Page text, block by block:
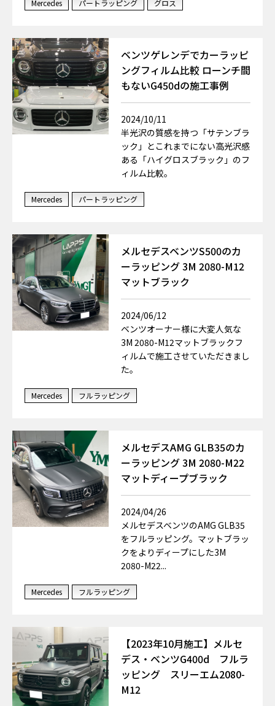
Mercedes パートラッピング グロス
ベンツゲレンデでカーラッピ
ングフィルム比較 ローンチ間
もないG450dの施工事例
2024/10/11
半光沢の質感を持つ「サテンブラ
ック」とこれまでにない高光沢感
ある「ハイグロスブラック」のフ
ィルム比較。
Mercedes パートラッピング
メルセデスベンツS500のカ
ーラッピング 3M 2080-M12
マットブラック
2024/06/12
ベンツオーナー様に大変人気な
3M 2080-M12マットブラックフ
ィルムで施工させていただきまし
た。
Mercedes フルラッピング
メルセデスAMG GLB35のカ
ーラッピング 3M 2080-M22
マットディープブラック
2024/04/26
メルセデスベンツのAMG GLB35
をフルラッピング。マットブラッ
クをよりディープにした3M
2080-M22...
Mercedes フルラッピング
【2023年10月施工】メルセ
デス・ベンツG400d フルラ
ッピング スリーエム2080-
M12